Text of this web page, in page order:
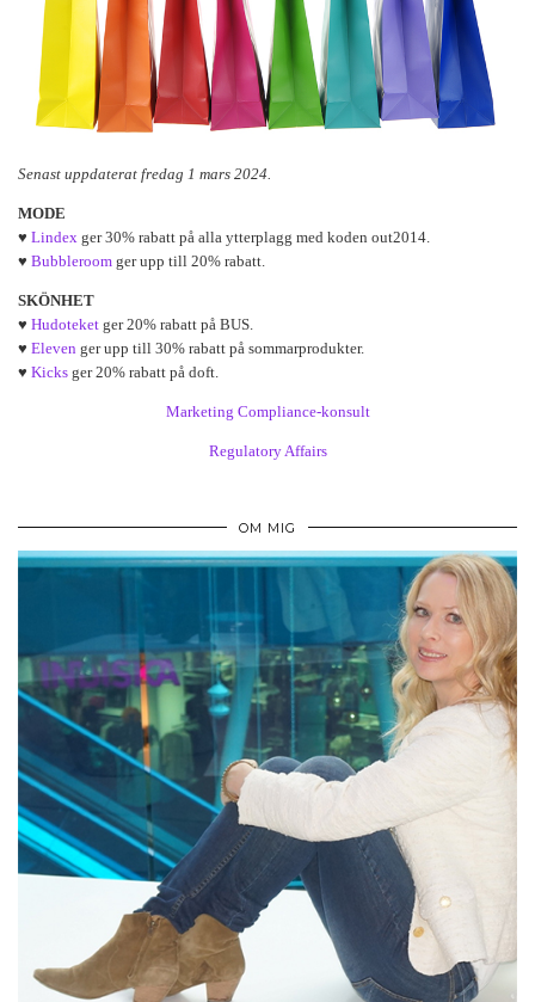
Senast uppdaterat fredag 1 mars 2024.
MODE
♥ Lindex ger 30% rabatt på alla ytterplagg med koden out2014.
♥ Bubbleroom ger upp till 20% rabatt.
SKÖNHET
♥ Hudoteket ger 20% rabatt på BUS.
♥ Eleven ger upp till 30% rabatt på sommarprodukter.
♥ Kicks ger 20% rabatt på doft.
Marketing Compliance-konsult
Regulatory Affairs
OM MIG